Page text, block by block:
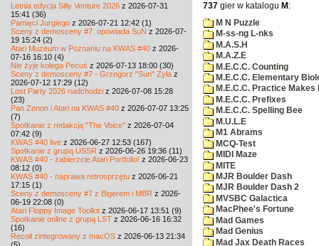
Letnia edycja Silly Venture 2026 z 2026-07-31
15:41 (36)
Pamięci Jurgiego z 2026-07-21 12:42 (1)
Sceny z demosceny #7: opowiada SuN z 2026-07-
19 15:24 (2)
Atari Muzeum w Poznaniu na KWAS #40 z 2026-
07-16 16:10 (4)
Nie żyje kolega Pecuś z 2026-07-13 18:00 (30)
Sceny z demosceny #7 - Grzegorz "Sun" Żyła z
2026-07-12 17:29 (12)
Lost Party 2026 nadchodzi z 2026-07-08 15:28
(23)
Pan Zenon i Atari na KWAS #40 z 2026-07-07 13:25
(7)
Spotkanie z redakcją "The Voice" z 2026-07-04
07:42 (9)
KWAS #40 live z 2026-06-27 12:53 (167)
Spotkanie z grupą USSR z 2026-06-26 19:36 (11)
KWAS #40 - zabierzcie Atari Portfolio! z 2026-06-23
08:12 (0)
KWAS #40 - naprawa retrosprzętu z 2026-06-21
17:15 (1)
Sceny z demosceny #7 z Bigerem i MBR z 2026-
06-19 22:08 (0)
Atari Floppy Image Toolkit z 2026-06-17 13:51 (9)
Spotkanie online z grupą LST z 2026-06-16 16:32
(16)
Recoil zintegrowany z macOS z 2026-06-13 21:34
737 gier w katalogu M :
M N Puzzle
M-ss-ng L-nks
M.A.S.H
M.A.Z.E
M.E.C.C. Counting
M.E.C.C. Elementary
M.E.C.C. Practice Makes
M.E.C.C. Prefixes
M.E.C.C. Spelling Bee
M.U.L.E
M1 Abrams
MCQ-Test
MIDI Maze
MITE
MJR Boulder Dash
MJR Boulder Dash 2
MVSBC Galactica
MacPhee's Fortune
Mad Games
Mad Genius
Mad Jax Death Races